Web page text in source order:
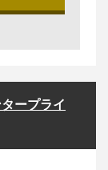
ープライ